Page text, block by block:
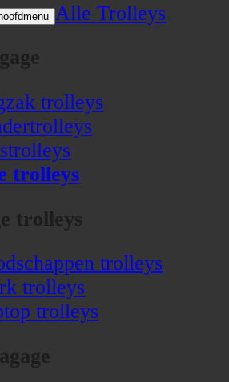
Alle Trolleys
trolleys
trolleys
trolleys
trolleys
trolleys
trolleys